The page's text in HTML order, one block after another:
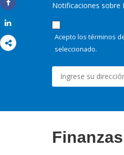
Share
Notificaciones sobre
Acepto los términos
seleccionado.
Finanzas